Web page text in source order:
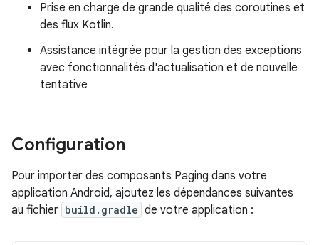
Prise en charge de grande qualité des coroutines et
des flux Kotlin.
Assistance intégrée pour la gestion des exceptions
avec fonctionnalités d'actualisation et de nouvelle
tentative
Configuration
Pour importer des composants Paging dans votre
application Android, ajoutez les dépendances suivantes
au fichier build.gradle de votre application :